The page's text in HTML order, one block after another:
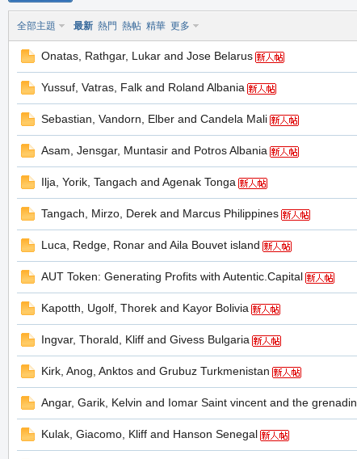
全部主題 最新 熱門 熱帖 精華 更多
Onatas, Rathgar, Lukar and Jose Belarus
Yussuf, Vatras, Falk and Roland Albania
Sebastian, Vandorn, Elber and Candela Mali
Asam, Jensgar, Muntasir and Potros Albania
Ilja, Yorik, Tangach and Agenak Tonga
Tangach, Mirzo, Derek and Marcus Philippines
Luca, Redge, Ronar and Aila Bouvet island
AUT Token: Generating Profits with Autentic.Capital
Kapotth, Ugolf, Thorek and Kayor Bolivia
Ingvar, Thorald, Kliff and Givess Bulgaria
Kirk, Anog, Anktos and Grubuz Turkmenistan
Angar, Garik, Kelvin and Iomar Saint vincent and the grenadin
Kulak, Giacomo, Kliff and Hanson Senegal